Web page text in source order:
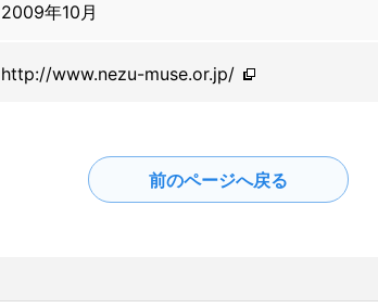
2009年10月
http://www.nezu-muse.or.jp/
前のページへ戻る